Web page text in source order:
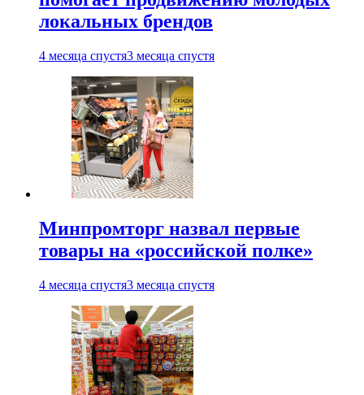
локальных брендов
4 месяца спустя3 месяца спустя
Минпромторг назвал первые
товары на «российской полке»
4 месяца спустя3 месяца спустя